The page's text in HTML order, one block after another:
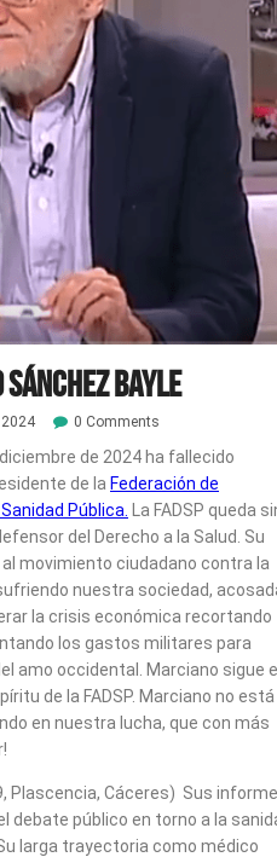
Bayle
0 Comments
de 2024 ha fallecido
de la Federación de
Pública.
La FADSP queda
del Derecho a la Salud. Su
movimiento ciudadano contra la
nuestra sociedad,
la crisis económica recortando
los gastos militares para
amo occidental. Marciano sigue
de la FADSP. Marciano no
en nuestra lucha, que con más
Plascencia, Cáceres) Sus
debate público en torno a la
larga trayectoria como médico